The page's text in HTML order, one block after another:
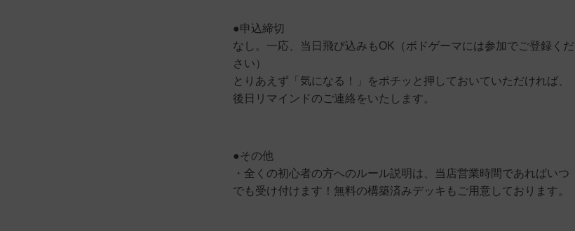
●申込締切
なし。一応、当日飛び込みもOK（ボドゲーマには参加でご登録くだ
さい）
とりあえず「気になる！」をポチッと押しておいていただければ、
後日リマインドのご連絡をいたします。
●その他
・全くの初心者の方へのルール説明は、当店営業時間であればいつ
でも受け付けます！無料の構築済みデッキもご用意しております。